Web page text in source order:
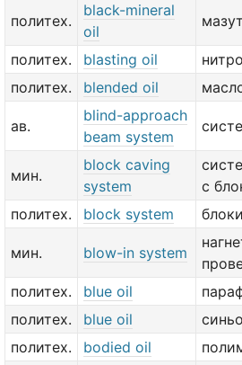
политех.
black-mineral
oil
мазут
политех. blasting oil
политех.
blended oil
ав.
blind-approach
beam system
мин.
block caving
system
с
политех.
block system
мин. blow-in system
политех.
blue oil
политех.
blue oil
политех.
bodied oil